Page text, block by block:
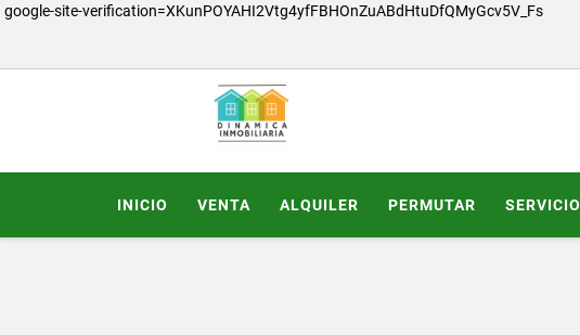
google-site-verification=XKunPOYAHI2Vtg4yfFBHOnZuABdHtuDfQMyGcv5V_Fs
INICIO VENTA ALQUILER PERMUTAR SERVICIO